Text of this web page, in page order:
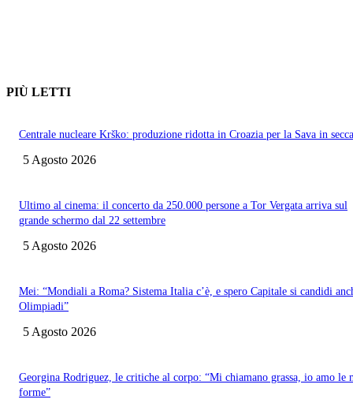
PIÙ LETTI
Centrale nucleare Krško: produzione ridotta in Croazia per la Sava in secca
5 Agosto 2026
Ultimo al cinema: il concerto da 250.000 persone a Tor Vergata arriva sul
grande schermo dal 22 settembre
5 Agosto 2026
Mei: “Mondiali a Roma? Sistema Italia c’è, e spero Capitale si candidi
Olimpiadi”
5 Agosto 2026
Georgina Rodriguez, le critiche al corpo: “Mi chiamano grassa, io amo le
forme”